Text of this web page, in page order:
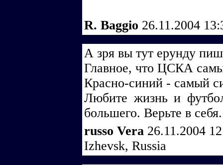
R. Baggio 26.11.2004
А зря вы тут ерунду
Главное, что ЦСКА
Красно-синий - самый
Любите жизнь и
большего. Верьте в
russo Vera 26.11.2004
Izhevsk, Russia